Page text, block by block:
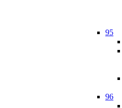
95
96